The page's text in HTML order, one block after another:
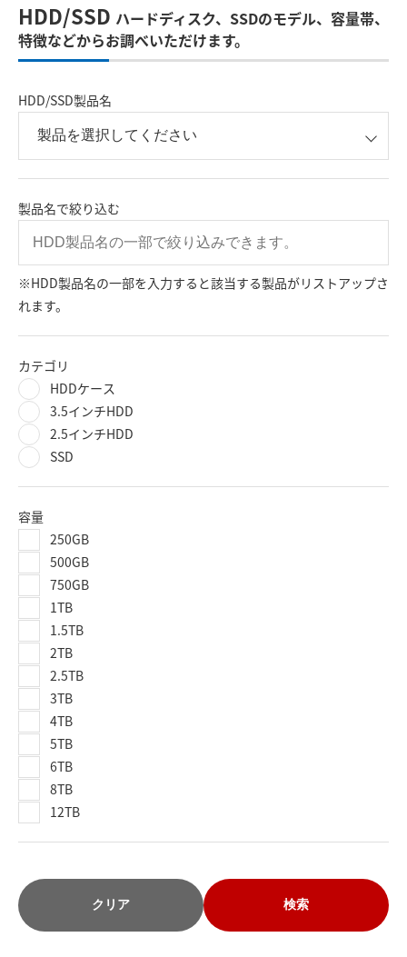
HDD/SSD ハードディスク、SSDのモデル、容量帯、
特徴などからお調べいただけます。
HDD/SSD製品名
製品名で絞り込む
※HDD製品名の一部を入力すると該当する製品がリストアップさ
れます。
カテゴリ
HDDケース
3.5インチHDD
2.5インチHDD
SSD
容量
250GB
500GB
750GB
1TB
1.5TB
2TB
2.5TB
3TB
4TB
5TB
6TB
8TB
12TB
クリア 検索